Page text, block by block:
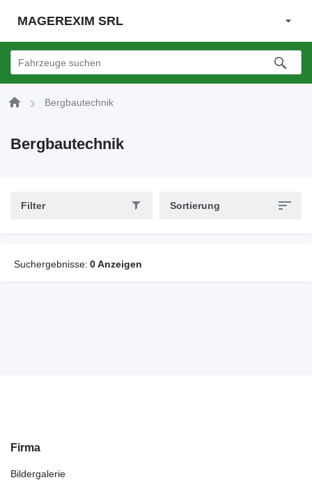
MAGEREXIM SRL
Bergbautechnik
Bergbautechnik
Filter Sortierung
Suchergebnisse: 0 Anzeigen
Firma
Bildergalerie